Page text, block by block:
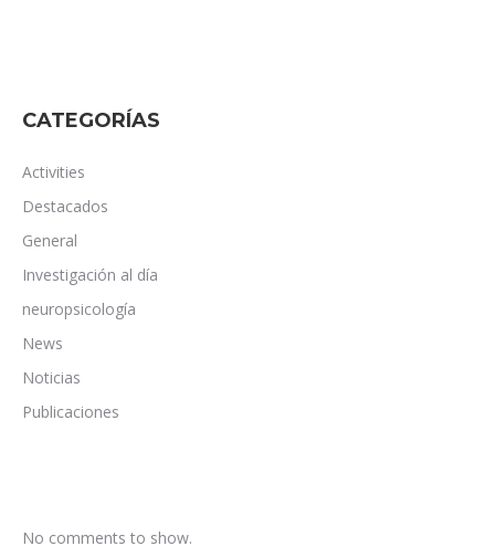
CATEGORÍAS
Activities
Destacados
General
Investigación al día
neuropsicología
News
Noticias
Publicaciones
No comments to show.